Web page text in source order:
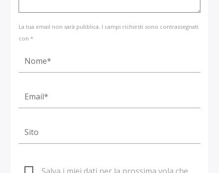
La tua email non sarà pubblica. I campi richiesti sono contrassegnati
con *